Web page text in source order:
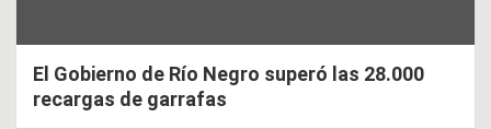
El Gobierno de Río Negro superó las 28.000
recargas de garrafas